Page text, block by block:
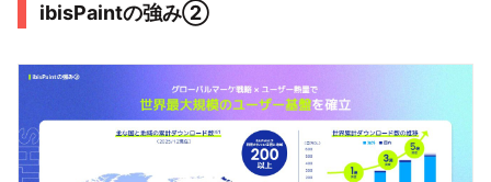
ibisPaintの強み②